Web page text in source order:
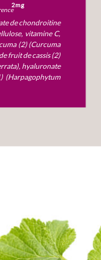
2mg
de chondroitine
vitamine C,
(2) (Curcuma
fruit de cassis (2)
hyaluronate
(Harpagophytum